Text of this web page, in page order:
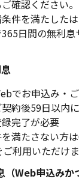
確認ください。
件を満たした
日間の無利
でお申込み・
約後59日以内
完了が必要
満たさない方
利用いただけま
（Web申込みか